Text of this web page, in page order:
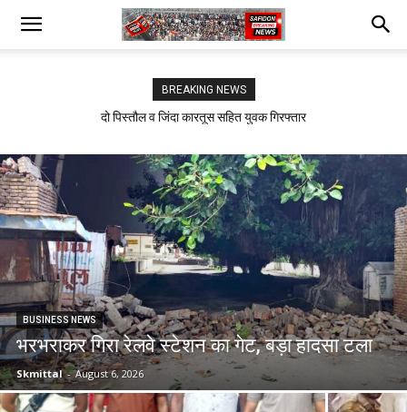
BREAKING NEWS
सफीदों में बिजली कर्मचारियों का जोरदार प्रदर्शन
BUSINESS NEWS
भरभराकर गिरा रेलवे स्टेशन का गेट, बड़ा हादसा टला
Skmittal - August 6, 2026